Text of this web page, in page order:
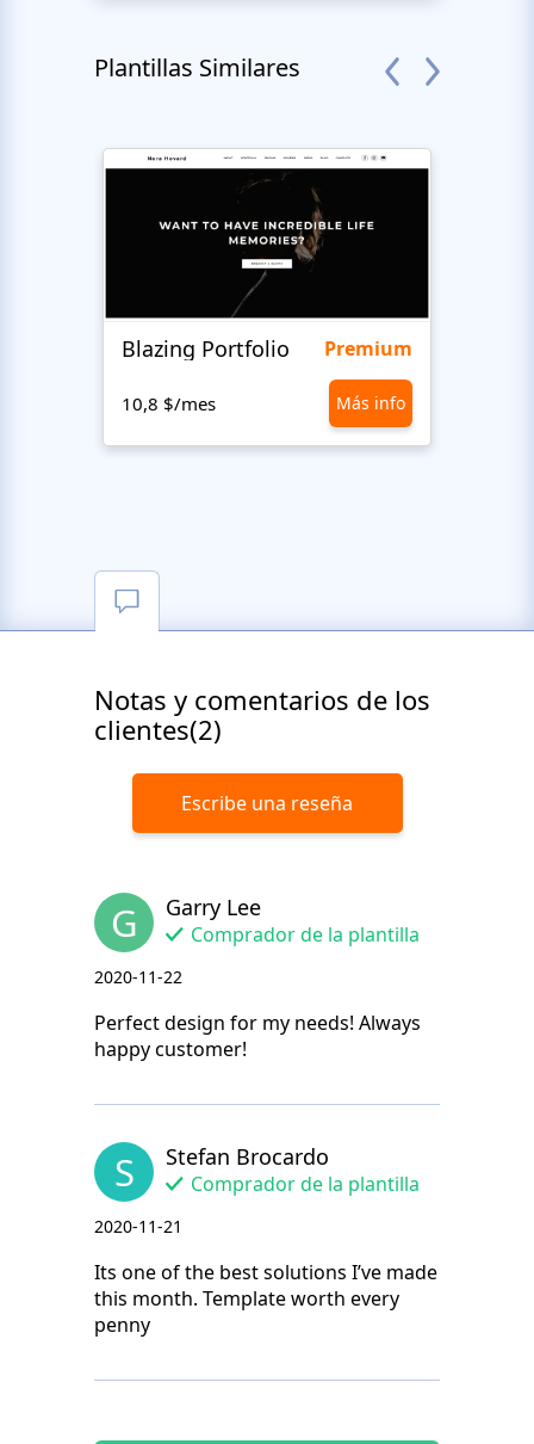
Plantillas Similares
Blazing Portfolio Premium
10,8 $/mes Más info
Notas y comentarios de los
clientes(2)
Escribe una reseña
G Garry Lee
Comprador de la plantilla
2020-11-22
Perfect design for my needs! Always
happy customer!
S Stefan Brocardo
Comprador de la plantilla
2020-11-21
Its one of the best solutions I’ve made
this month. Template worth every
penny